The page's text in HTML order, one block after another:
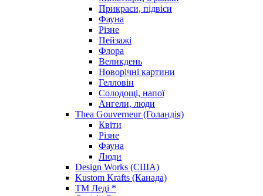
Прикраси, підвіси
Фауна
Різне
Пейзажі
Флора
Великдень
Новорічні картини
Гелловін
Солодощі, напої
Ангели, люди
Thea Gouverneur (Голандія)
Квіти
Різне
Фауна
Люди
Design Works (США)
Kustom Krafts (Канада)
ТМ Леді *